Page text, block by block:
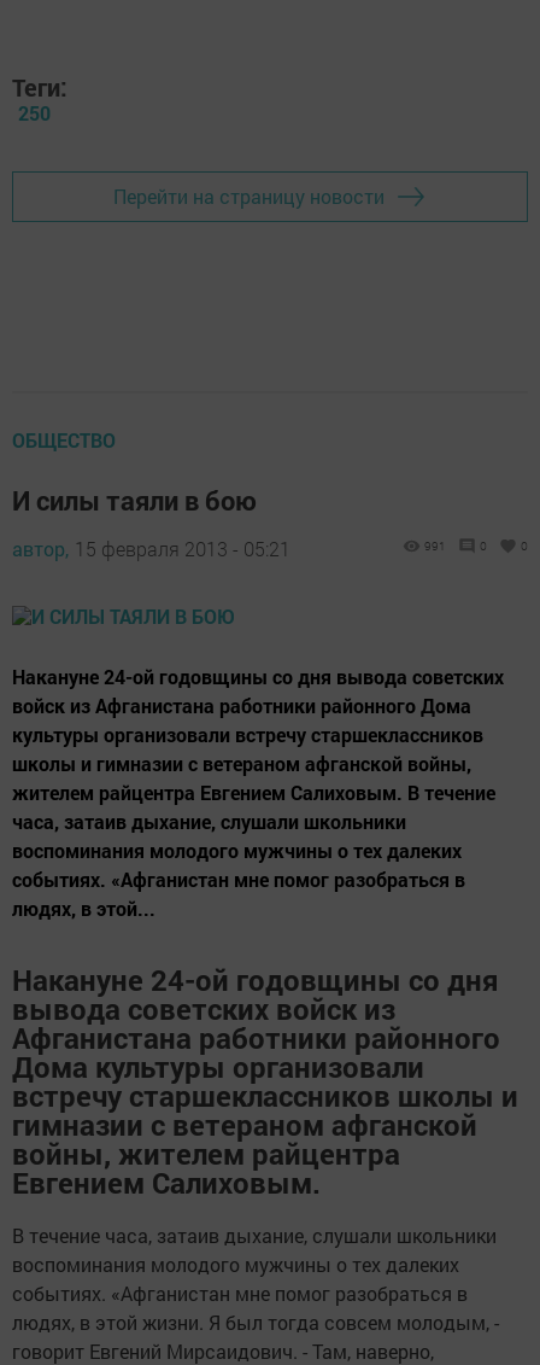
Теги:
250
Перейти на страницу новости
ОБЩЕСТВО
И силы таяли в бою
автор, 15 февраля 2013 - 05:21 991 0 0
Накануне 24-ой годовщины со дня вывода советских
войск из Афганистана работники районного Дома
культуры организовали встречу старшеклассников
школы и гимназии с ветераном афганской войны,
жителем райцентра Евгением Салиховым. В течение
часа, затаив дыхание, слушали школьники
воспоминания молодого мужчины о тех далеких
событиях. «Афганистан мне помог разобраться в
людях, в этой...
Накануне 24-ой годовщины со дня
вывода советских войск из
Афганистана работники районного
Дома культуры организовали
встречу старшеклассников школы и
гимназии с ветераном афганской
войны, жителем райцентра
Евгением Салиховым.
В течение часа, затаив дыхание, слушали школьники
воспоминания молодого мужчины о тех далеких
событиях. «Афганистан мне помог разобраться в
людях, в этой жизни. Я был тогда совсем молодым, -
говорит Евгений Мирсаидович. - Там, наверно,